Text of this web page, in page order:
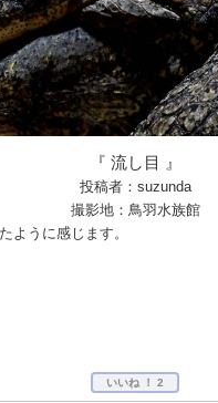
『 流し目 』
投稿者：suzunda
撮影地：鳥羽水族館
ように感じます。
いいね ！ 2